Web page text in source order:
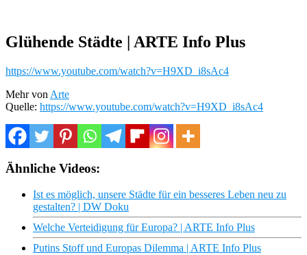
Glühende Städte | ARTE Info Plus
https://www.youtube.com/watch?v=H9XD_i8sAc4
Mehr von Arte
Quelle: https://www.youtube.com/watch?v=H9XD_i8sAc4
Ähnliche Videos:
Ist es möglich, unsere Städte für ein besseres Leben neu zu
gestalten? | DW Doku
Welche Verteidigung für Europa? | ARTE Info Plus
Putins Stoff und Europas Dilemma | ARTE Info Plus